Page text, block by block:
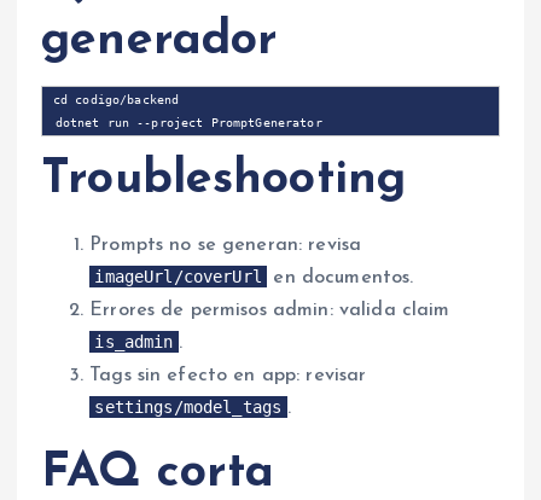
generador
cd codigo/backend
dotnet run --project PromptGenerator
Troubleshooting
Prompts no se generan: revisa
imageUrl/coverUrl
en documentos.
Errores de permisos admin: valida claim
is_admin .
Tags sin efecto en app: revisar
settings/model_tags .
FAQ corta